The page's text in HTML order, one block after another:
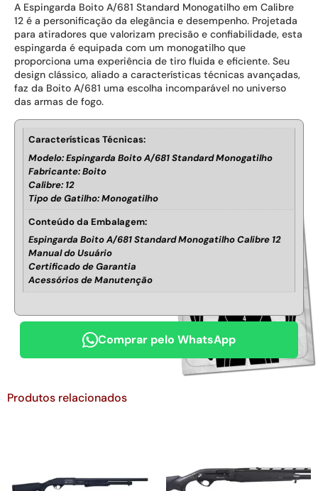
A Espingarda Boito A/681 Standard Monogatilho em Calibre
12 é a personificação da elegância e desempenho. Projetada
para atiradores que valorizam precisão e confiabilidade, esta
espingarda é equipada com um monogatilho que
proporciona uma experiência de tiro fluida e eficiente. Seu
design clássico, aliado a características técnicas avançadas,
faz da Boito A/681 uma escolha incomparável no universo
das armas de fogo.
Características Técnicas:
Modelo: Espingarda Boito A/681 Standard Monogatilho
Fabricante: Boito
Calibre: 12
Tipo de Gatilho: Monogatilho
Conteúdo da Embalagem:
Espingarda Boito A/681 Standard Monogatilho Calibre 12
Manual do Usuário
Certificado de Garantia
Acessórios de Manutenção
Comprar pelo WhatsApp
Produtos relacionados